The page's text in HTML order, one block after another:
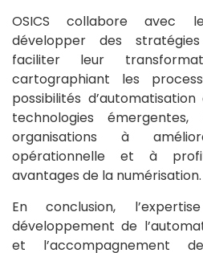
OSICS collabore avec
développer des
faciliter leur
cartographiant les
possibilités
technologies
organisations à
opérationnelle et à
avantages de la numérisation.
En conclusion,
développement de
et l’accompagnement